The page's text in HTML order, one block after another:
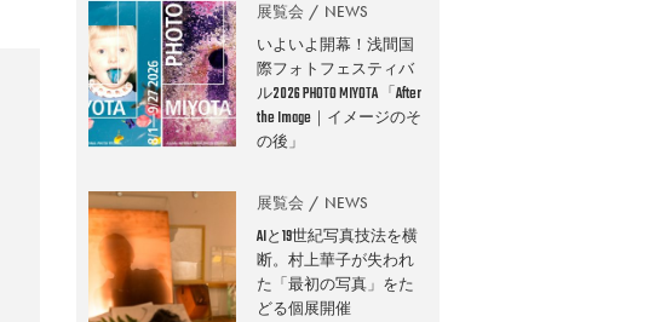
展覧会 NEWS
いよいよ開幕！浅間国
際フォトフェスティバ
ル2026 PHOTO MIYOTA 「After
the Image｜イメージのそ
の後」
展覧会 NEWS
AIと19世紀写真技法を横
断。村上華子が失われ
た「最初の写真」をた
どる個展開催